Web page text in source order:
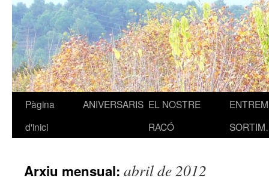
Vés
Pàgina
d'inici
ANIVERSARIS EL NOSTRE
RACÓ
Arxiu mensual: abril de 2012